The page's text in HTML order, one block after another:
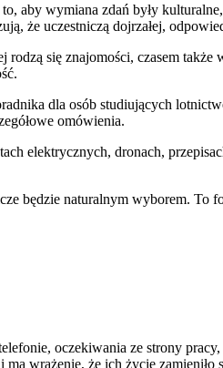
aby wymiana zdań były
że uczestniczą dojrzałej,
się znajomości, czasem
dla osób studiujących
omówienia.
elektrycznych, dronach,
będzie naturalnym wyborem. To
oczekiwania ze strony
wrażenie, że ich życie